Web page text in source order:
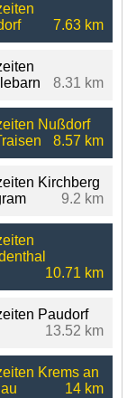
7.63 km
8.31 km
Nußdorf
8.57 km
Kirchberg
9.2 km
10.71 km
Paudorf
13.52 km
Krems an
14 km